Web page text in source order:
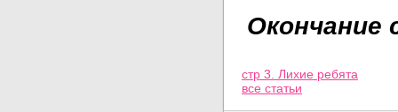
Окончание
стр 3. Лихие ребята
все статьи